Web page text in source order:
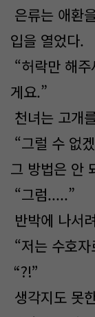
은류는 애환
입을 열었다.
“허락만 해
게요.”
천녀는 고개
“그럴 수 없
그 방법은 안
“그럼.....”
반박에 나서
“저는 수호
“?!”
생각지도 못